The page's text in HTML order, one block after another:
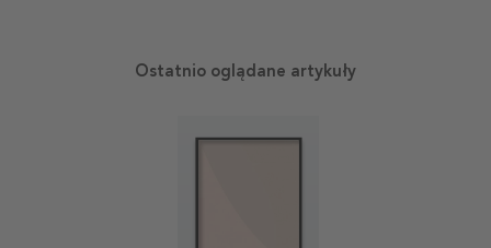
Ostatnio oglądane artykuły